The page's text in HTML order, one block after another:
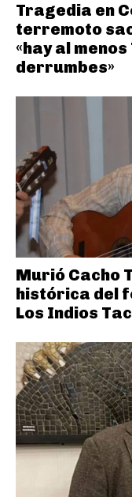
Tragedia en
terremoto
«hay al
derrumbes»
Murió Cacho
histórica del
Los Indios